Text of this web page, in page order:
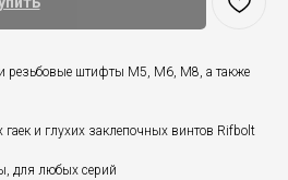
резьбовые штифты M5, M6, M8, а также
и глухих заклепочных винтов Rifbolt
для любых серий